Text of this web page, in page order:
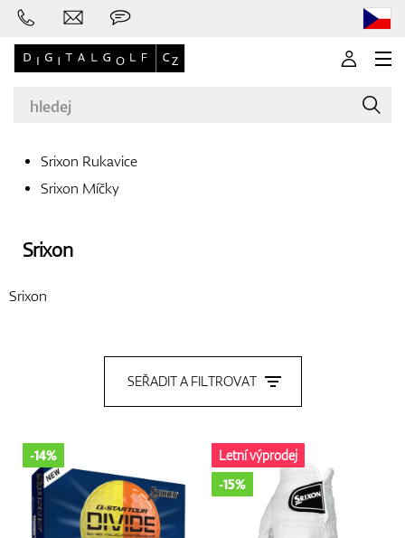
Srixon Rukavice
Srixon Míčky
Srixon
Srixon
SEŘADIT A FILTROVAT
-14%
Letní výprodej
-15%